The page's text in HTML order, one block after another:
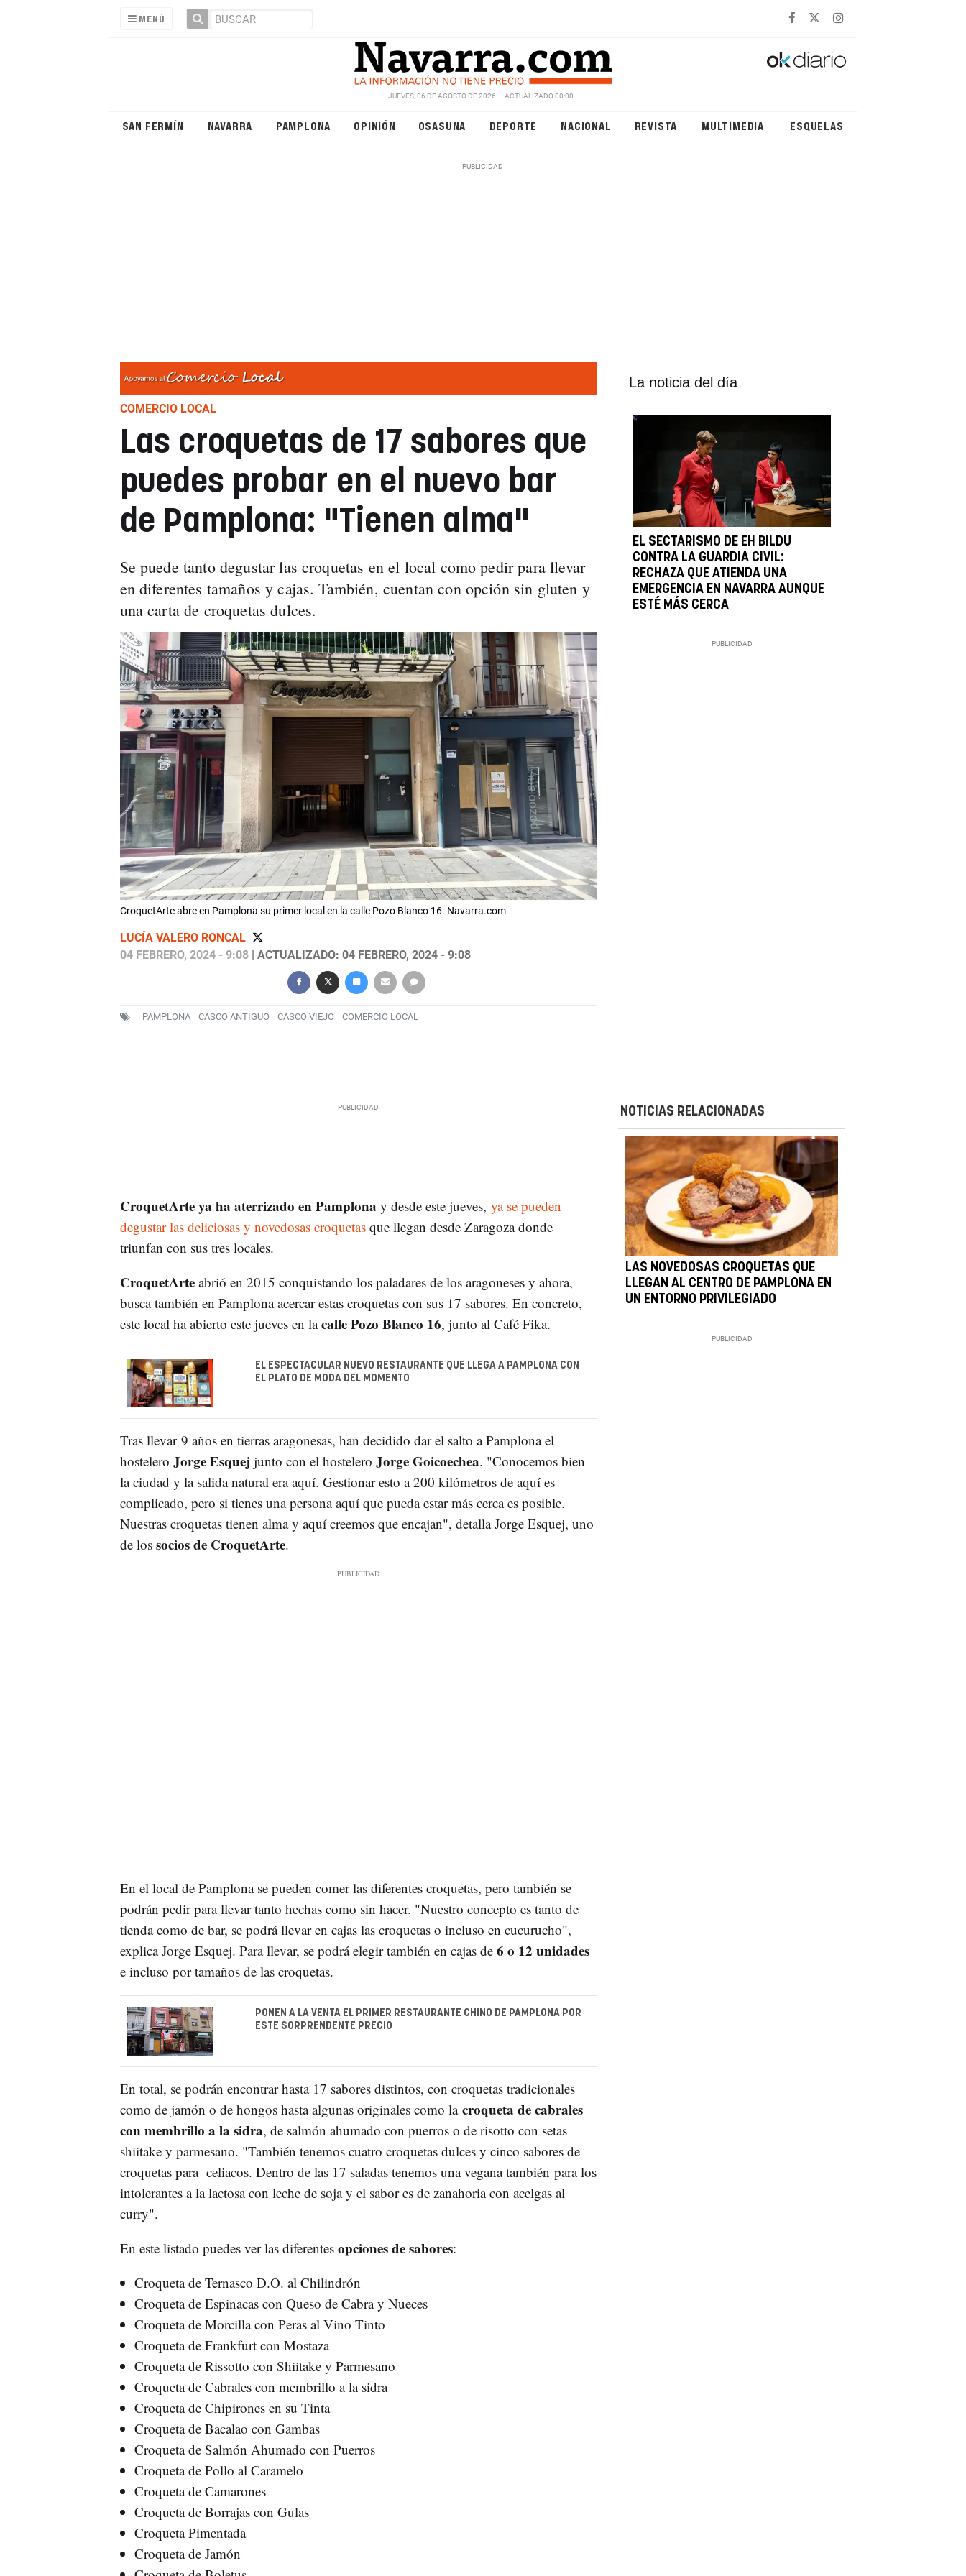
MENÚ
JUEVES, 06 DE AGOSTO DE 2026 ACTUALIZADO 00:00
SAN FERMÍN NAVARRA PAMPLONA OPINIÓN OSASUNA DEPORTE NACIONAL REVISTA MULTIMEDIA ESQUELAS
COMERCIO LOCAL
Las croquetas de 17 sabores que
puedes probar en el nuevo bar
de Pamplona: "Tienen alma"
Se puede tanto degustar las croquetas en el local como pedir para llevar
en diferentes tamaños y cajas. También, cuentan con opción sin gluten y
una carta de croquetas dulces.
CroquetArte abre en Pamplona su primer local en la calle Pozo Blanco 16. Navarra.com
LUCÍA VALERO RONCAL
04 FEBRERO, 2024 - 9:08| ACTUALIZADO: 04 FEBRERO, 2024 - 9:08
PAMPLONA CASCO ANTIGUO CASCO VIEJO COMERCIO LOCAL
La noticia del día
EL SECTARISMO DE EH BILDU
CONTRA LA GUARDIA CIVIL:
RECHAZA QUE ATIENDA UNA
EMERGENCIA EN NAVARRA AUNQUE
ESTÉ MÁS CERCA
CroquetArte ya ha aterrizado en Pamplona y desde este jueves, ya se pueden
degustar las deliciosas y novedosas croquetasque llegan desde Zaragoza donde
triunfan con sus tres locales.
CroquetArte abrió en 2015 conquistando los paladares de los aragoneses y ahora,
busca también en Pamplona acercar estas croquetas con sus 17 sabores. En concreto,
este local ha abierto este jueves en lacalle Pozo Blanco 16, junto al Café Fika.
EL ESPECTACULAR NUEVO RESTAURANTE QUE LLEGA A PAMPLONA CON
EL PLATO DE MODA DEL MOMENTO
Tras llevar 9 años en tierras aragonesas, han decidido dar el salto a Pamplona el
hostelero Jorge Esquej junto con el hostelero Jorge Goicoechea. "Conocemos bien
la ciudad y la salida natural era aquí. Gestionar esto a 200 kilómetros de aquí es
complicado, pero si tienes una persona aquí que pueda estar más cerca es posible.
Nuestras croquetas tienen alma y aquí creemos que encajan", detalla Jorge Esquej, uno
de lossocios de CroquetArte.
En el local de Pamplona se pueden comer las diferentes croquetas, pero también se
podrán pedir para llevar tanto hechas como sin hacer. "Nuestro concepto es tanto de
tienda como de bar, se podrá llevar en cajas las croquetas o incluso en cucurucho",
explica Jorge Esquej. Para llevar, se podrá elegir también en cajas de 6 o 12 unidades
e incluso por tamaños de las croquetas.
PONEN A LA VENTA EL PRIMER RESTAURANTE CHINO DE PAMPLONA POR
ESTE SORPRENDENTE PRECIO
En total, se podrán encontrar hasta 17 sabores distintos, con croquetas tradicionales
como de jamón o de hongos hasta algunas originales como la croqueta de cabrales
con membrillo a la sidra, de salmón ahumado con puerros o de risotto con setas
shiitake y parmesano. "También tenemos cuatro croquetas dulces y cinco sabores de
croquetas para celiacos. Dentro de las 17 saladas tenemos una vegana también para los
intolerantes a la lactosa con leche de soja y el sabor es de zanahoria con acelgas al
curry".
En este listado puedes ver las diferentes opciones de sabores:
Croqueta de Ternasco D.O. al Chilindrón
Croqueta de Espinacas con Queso de Cabra y Nueces
Croqueta de Morcilla con Peras al Vino Tinto
Croqueta de Frankfurt con Mostaza
Croqueta de Rissotto con Shiitake y Parmesano
Croqueta de Cabrales con membrillo a la sidra
Croqueta de Chipirones en su Tinta
Croqueta de Bacalao con Gambas
Croqueta de Salmón Ahumado con Puerros
Croqueta de Pollo al Caramelo
Croqueta de Camarones
Croqueta de Borrajas con Gulas
Croqueta Pimentada
Croqueta de Jamón
NOTICIAS RELACIONADAS
LAS NOVEDOSAS CROQUETAS QUE
LLEGAN AL CENTRO DE PAMPLONA EN
UN ENTORNO PRIVILEGIADO